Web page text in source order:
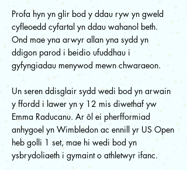
Profa hyn yn glir bod y ddau ryw yn gweld
cyfleoedd cyfartal yn ddau wahanol beth.
Ond mae yna arwyr allan yna sydd yn
ddigon parod i beidio ufuddhau i
gyfyngiadau menywod mewn chwaraeon.
Un seren ddisglair sydd wedi bod yn arwain
y ffordd i lawer yn y 12 mis diwethaf yw
Emma Raducanu. Ar ôl ei pherfformiad
anhygoel yn Wimbledon ac ennill yr US Open
heb golli 1 set, mae hi wedi bod yn
ysbrydoliaeth i gymaint o athletwyr ifanc.